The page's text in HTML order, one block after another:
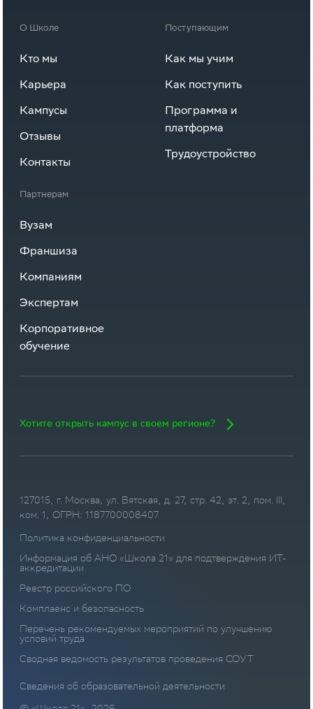
О Школе
Кто мы
Карьера
Кампусы
Отзывы
Контакты
Поступающим
Как мы учим
Как поступить
Программа и
платформа
Трудоустройство
Партнерам
Вузам
Франшиза
Компаниям
Экспертам
Корпоративное
обучение
Хотите открыть кампус в своем регионе?
127015, г. Москва, ул. Вятская, д. 27, стр. 42, эт. 2, пом. III,
ком. 1, ОГРН: 1187700008407
Политика конфиденциальности
Информация об АНО «Школа 21» для подтверждения ИТ-
аккредитации
Реестр российского ПО
Комплаенс и безопасность
Перечень рекомендуемых мероприятий по улучшению
условий труда
Сводная ведомость результатов проведения СОУТ
Сведения об образовательной деятельности